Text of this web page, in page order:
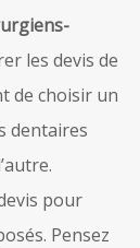
les devis de
de choisir un
dentaires
pour
Pensez